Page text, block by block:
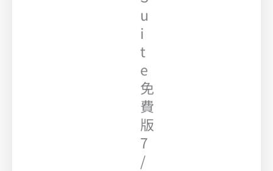
u
i
t
e
免
費
版
7
/